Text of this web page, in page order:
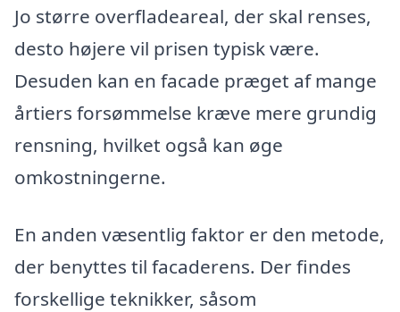
Jo større overfladeareal, der skal renses,
desto højere vil prisen typisk være.
Desuden kan en facade præget af mange
årtiers forsømmelse kræve mere grundig
rensning, hvilket også kan øge
omkostningerne.
En anden væsentlig faktor er den metode,
der benyttes til facaderens. Der findes
forskellige teknikker, såsom